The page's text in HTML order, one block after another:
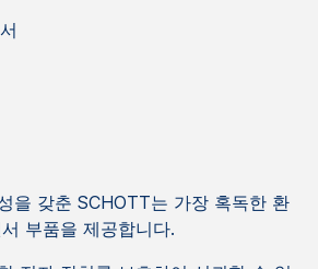
을 갖춘 SCHOTT는 가장 혹독한 환
부품을 제공합니다.